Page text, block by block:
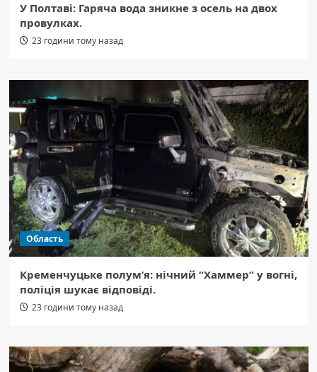
У Полтаві: Гаряча вода зникне з осель на двох
провулках.
23 години тому назад
Область
Кременчуцьке полум’я: нічний “Хаммер” у вогні,
поліція шукає відповіді.
23 години тому назад